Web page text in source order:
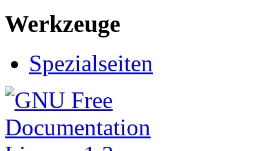
Werkzeuge
Spezialseiten